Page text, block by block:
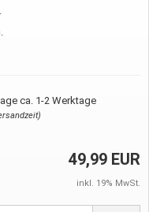
ca. 1-2 Werktage
49,99 EUR
inkl. 19% MwSt.